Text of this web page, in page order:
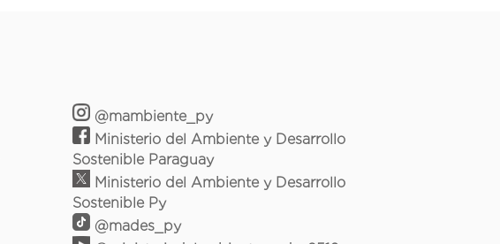
@mambiente_py
Ministerio del Ambiente y Desarrollo
Sostenible Paraguay
Ministerio del Ambiente y Desarrollo
Sostenible Py
@mades_py